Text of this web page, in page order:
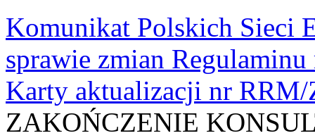
Komunikat Polskich Sieci
sprawie zmian
Karty aktualizacji nr
ZAKOŃCZENIE